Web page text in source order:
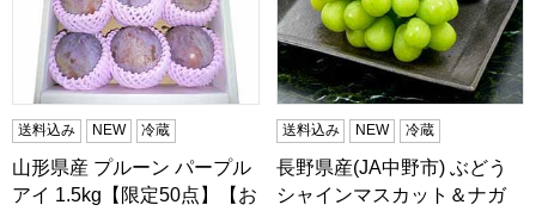
送料込み NEW 冷蔵
山形県産 プルーン パープル
アイ 1.5kg【限定50点】【お
送料込み NEW 冷蔵
長野県産(JA中野市) ぶどう
シャインマスカット＆ナガ